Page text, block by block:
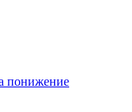
понижение